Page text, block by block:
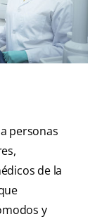
PA (ES)
SUSCRÍBASE
personas
de la
y